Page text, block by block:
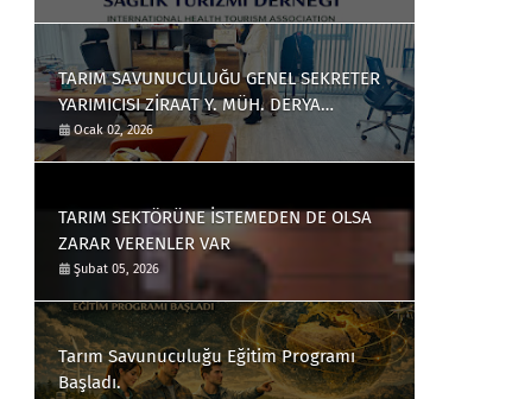
TARIM SAVUNUCULUĞU GENEL SEKRETER
YARIMICISI ZİRAAT Y. MÜH. DERYA
BALABAN OLDU.
Ocak 02, 2026
TARIM SEKTÖRÜNE İSTEMEDEN DE OLSA
ZARAR VERENLER VAR
Şubat 05, 2026
Tarım Savunuculuğu Eğitim Programı
Başladı.